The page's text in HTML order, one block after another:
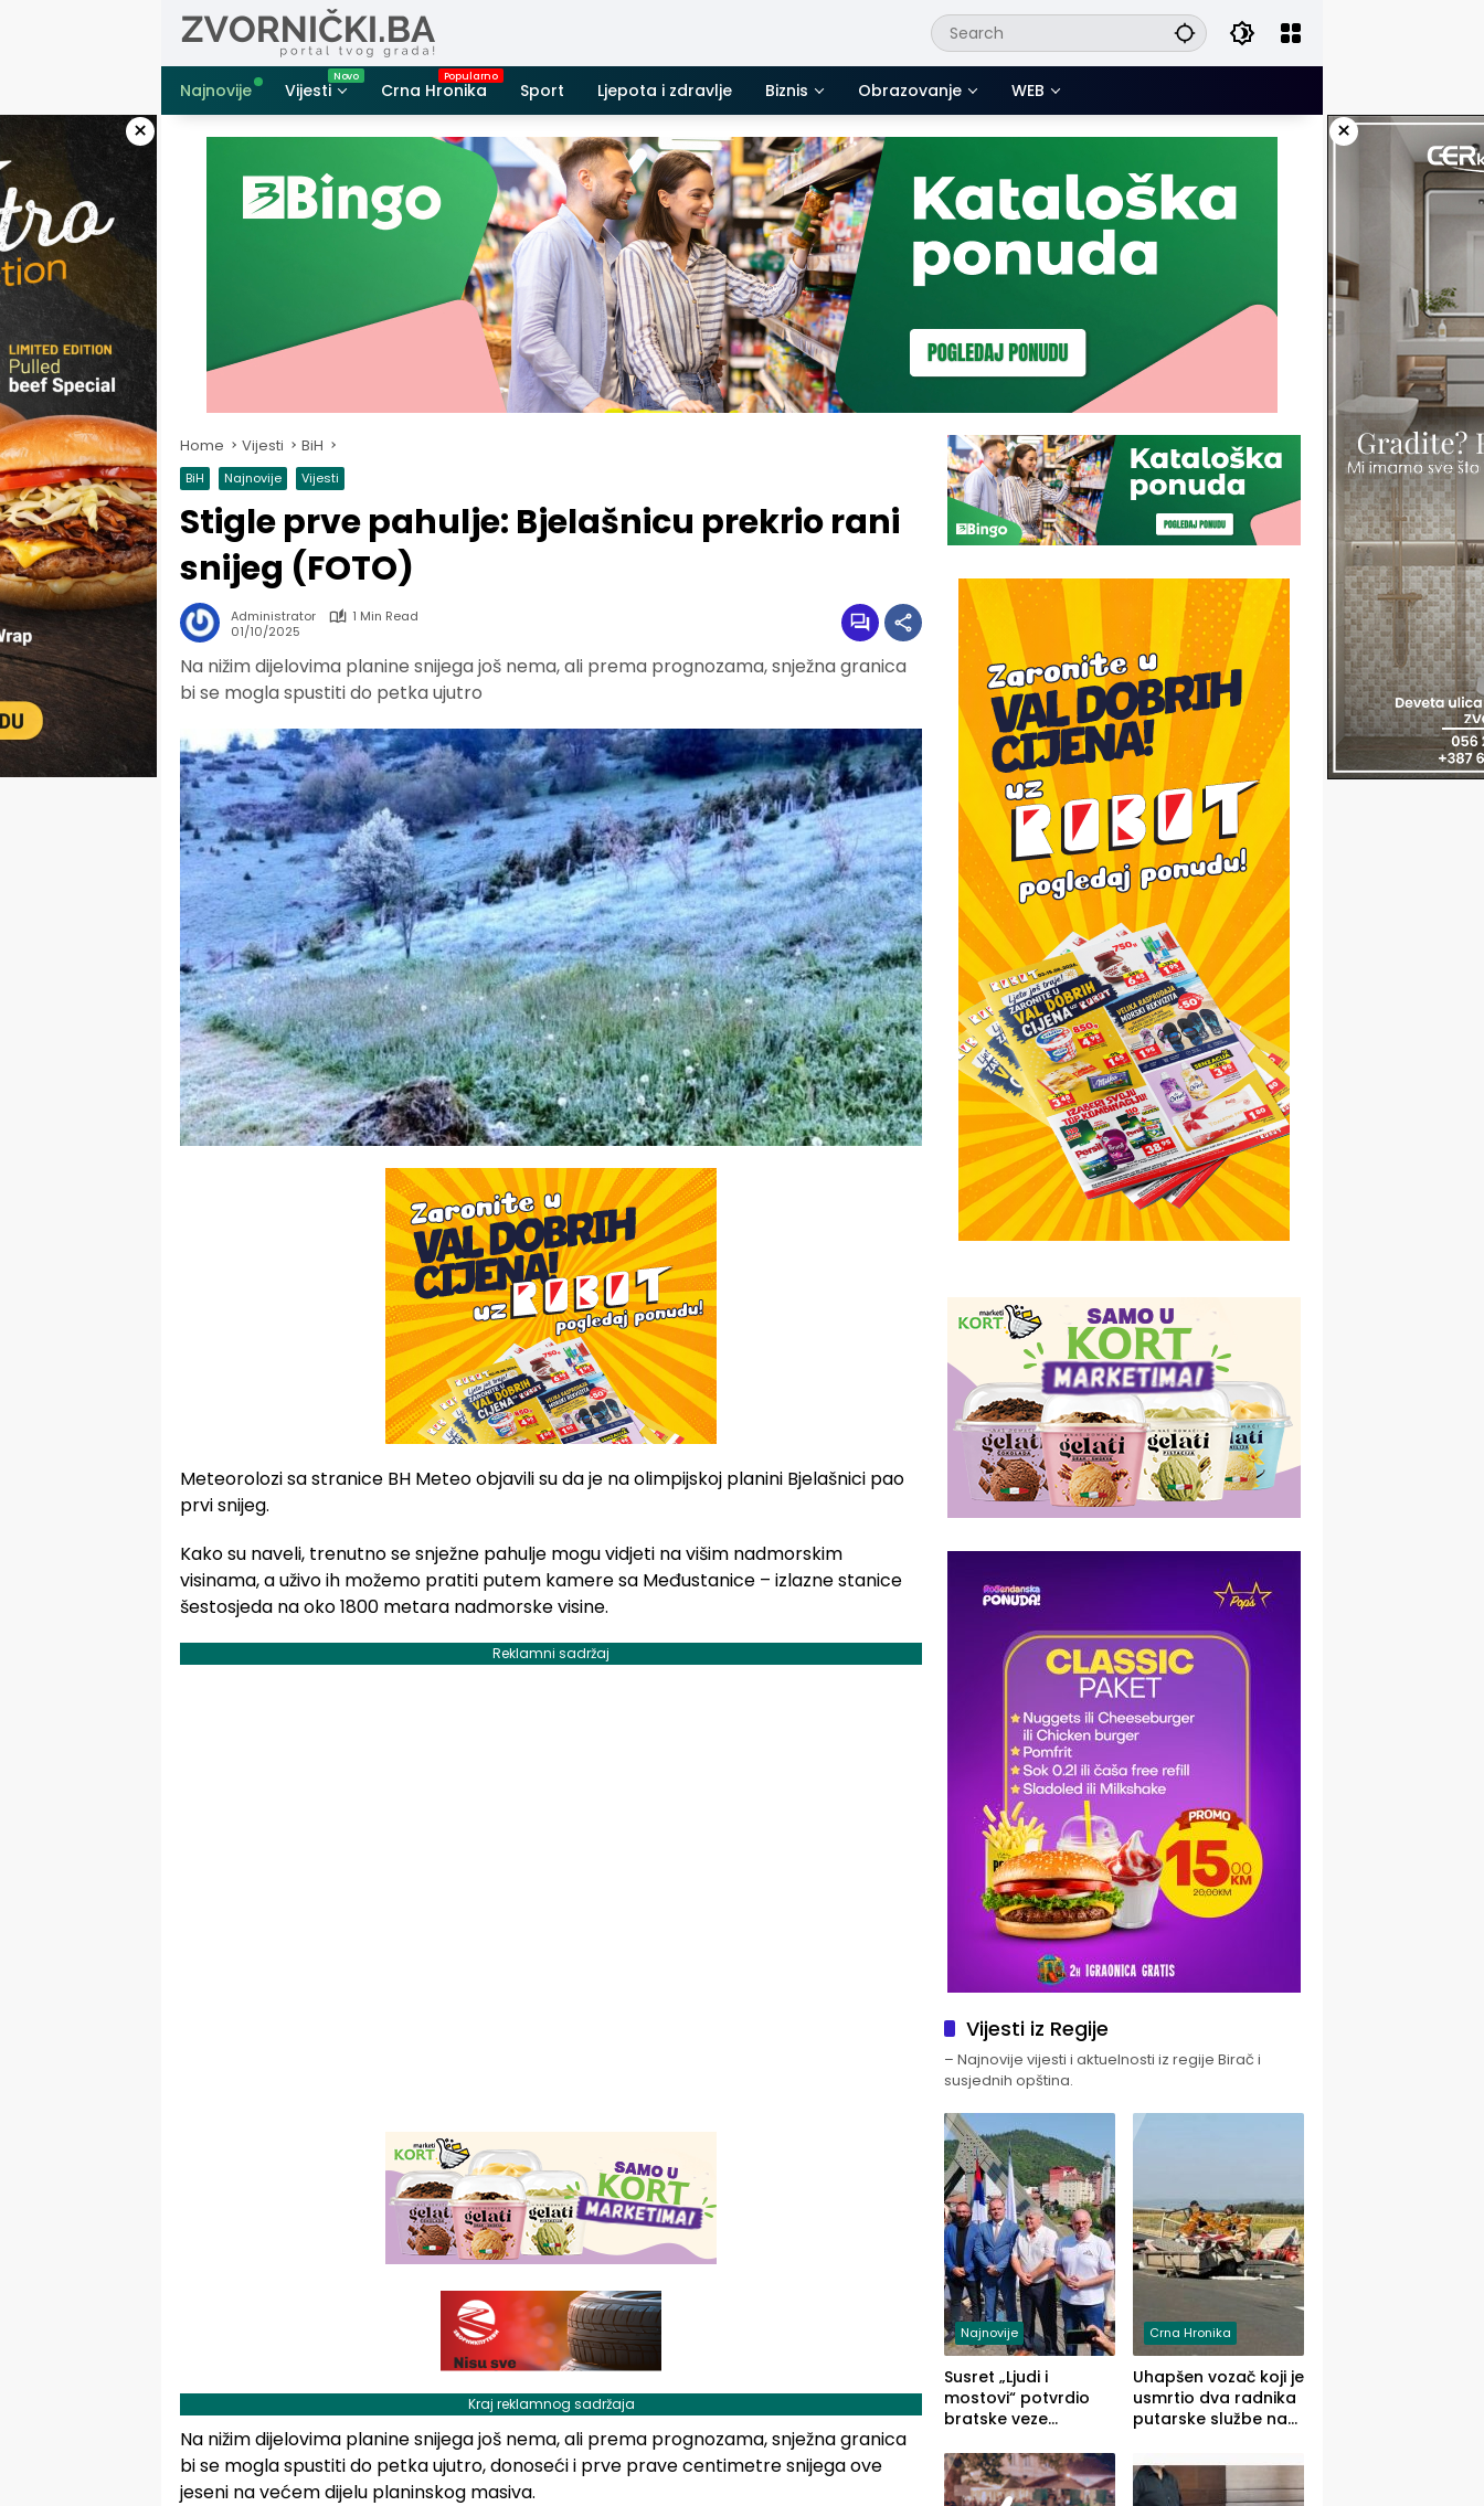
Najnovije
Vijesti Crna Hronika Sport Ljepota i zdravlje Biznis Obrazovanje WEB
× ×
Home Vijesti BiH
BiH Najnovije Vijesti
Stigle prve pahulje: Bjelašnicu prekrio rani
snijeg (FOTO)
Administrator
1 Min Read
01/10/2025
Na nižim dijelovima planine snijega još nema, ali prema prognozama, snježna granica
bi se mogla spustiti do petka ujutro
Meteorolozi sa stranice BH Meteo objavili su da je na olimpijskoj planini Bjelašnici pao
prvi snijeg.
Kako su naveli, trenutno se snježne pahulje mogu vidjeti na višim nadmorskim
visinama, a uživo ih možemo pratiti putem kamere sa Međustanice – izlazne stanice
šestosjeda na oko 1800 metara nadmorske visine.
Reklamni sadržaj
Kraj reklamnog sadržaja
Na nižim dijelovima planine snijega još nema, ali prema prognozama, snježna granica
bi se mogla spustiti do petka ujutro, donoseći i prve prave centimetre snijega ove
jeseni na većem dijelu planinskog masiva.
Vijesti iz Regije
– Najnovije vijesti i aktuelnosti iz regije Birač i
susjednih opština.
Najnovije
Susret „Ljudi i
mostovi“ potvrdio
bratske veze
Zvornika
Crna Hronika
Uhapšen vozač koji je
usmrtio dva radnika
putarske službe na
prema Šapcu
(FOTO)